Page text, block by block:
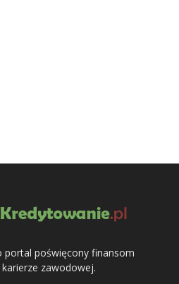
portal poświęcony finansom
zawodowej.